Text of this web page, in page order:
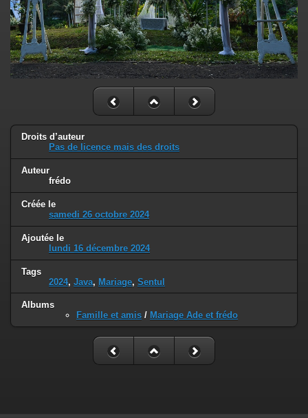
Droits d’auteur
Pas de licence mais des droits
Auteur
frédo
Créée le
samedi 26 octobre 2024
Ajoutée le
lundi 16 décembre 2024
Tags
2024, Java, Mariage, Sentul
Albums
Famille et amis / Mariage Ade et frédo